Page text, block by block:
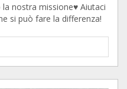
nostra missione♥️ Aiutaci
si può fare la differenza!